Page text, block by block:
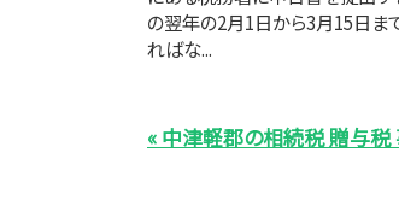
の翌年の2月1日から3月15日ま
ればな...
« 中津軽郡の相続税 贈与